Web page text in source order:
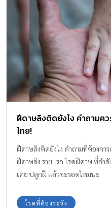
ฝีดาษลิงติดยังไง คำถามค
ไทย!
ฝีดาษลิงติดยังไง คำถามที่ต้องก
ฝีดาษลิง รายแรก โรคฝีดาษ ที่กำ
เคย ปลูกฝี แล้วจะรอดไหมนะ
โรคที่ต้องระวัง